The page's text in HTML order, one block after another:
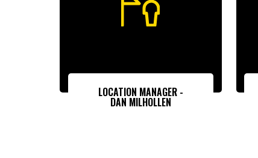
LOCATION MANAGER -
DAN MILHOLLEN